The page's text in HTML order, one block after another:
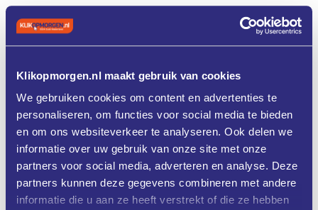
Klikopmorgen.nl maakt gebruik van cookies
We gebruiken cookies om content en advertenties te
personaliseren, om functies voor social media te bieden
en om ons websiteverkeer te analyseren. Ook delen we
informatie over uw gebruik van onze site met onze
partners voor social media, adverteren en analyse. Deze
partners kunnen deze gegevens combineren met andere
informatie die u aan ze heeft verstrekt of die ze hebben